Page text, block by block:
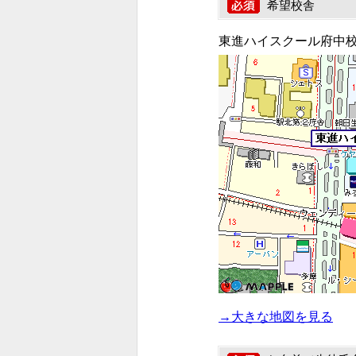
希望校舎
東進ハイスクール府中
→大きな地図を見る